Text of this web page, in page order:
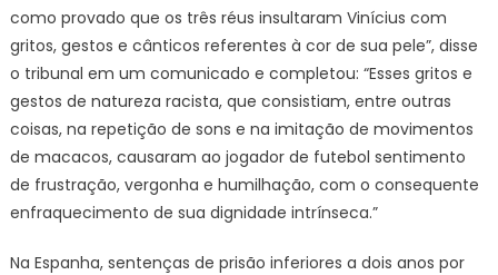
como provado que os três réus insultaram Vinícius com
gritos, gestos e cânticos referentes à cor de sua pele”, disse
o tribunal em um comunicado e completou: “Esses gritos e
gestos de natureza racista, que consistiam, entre outras
coisas, na repetição de sons e na imitação de movimentos
de macacos, causaram ao jogador de futebol sentimento
de frustração, vergonha e humilhação, com o consequente
enfraquecimento de sua dignidade intrínseca.”
Na Espanha, sentenças de prisão inferiores a dois anos por